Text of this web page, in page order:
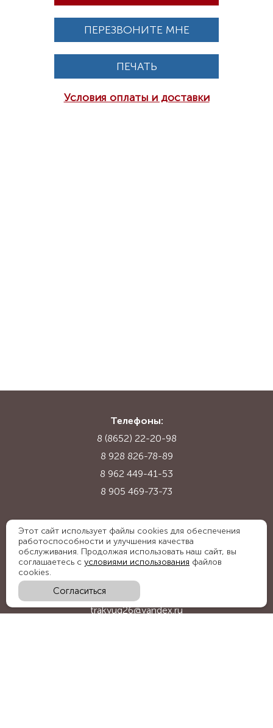
ПЕРЕЗВОНИТЕ МНЕ
ПЕЧАТЬ
Условия оплаты и доставки
Телефоны:
8 (8652) 22-20-98
8 928 826-78-89
8 962 449-41-53
8 905 469-73-73
Адрес:
Ставропольский край, с. Надежда,
ул. Промышленная, 1Б
trakyug26@yandex.ru
Этот сайт использует файлы cookies для обеспечения
работоспособности и улучшения качества
обслуживания. Продолжая использовать наш сайт, вы
соглашаетесь с условиями использования файлов
cookies.
Согласиться